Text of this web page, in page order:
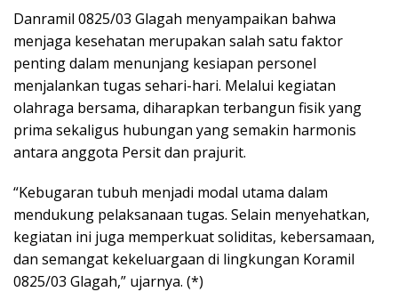
Danramil 0825/03 Glagah menyampaikan bahwa
menjaga kesehatan merupakan salah satu faktor
penting dalam menunjang kesiapan personel
menjalankan tugas sehari-hari. Melalui kegiatan
olahraga bersama, diharapkan terbangun fisik yang
prima sekaligus hubungan yang semakin harmonis
antara anggota Persit dan prajurit.
“Kebugaran tubuh menjadi modal utama dalam
mendukung pelaksanaan tugas. Selain menyehatkan,
kegiatan ini juga memperkuat soliditas, kebersamaan,
dan semangat kekeluargaan di lingkungan Koramil
0825/03 Glagah,” ujarnya. (*)